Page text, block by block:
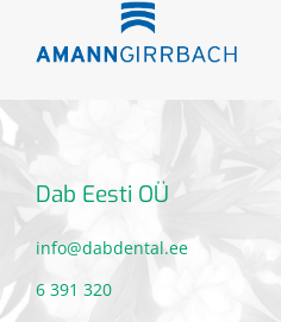
Dab Eesti OÜ
info@dabdental.ee
6 391 320